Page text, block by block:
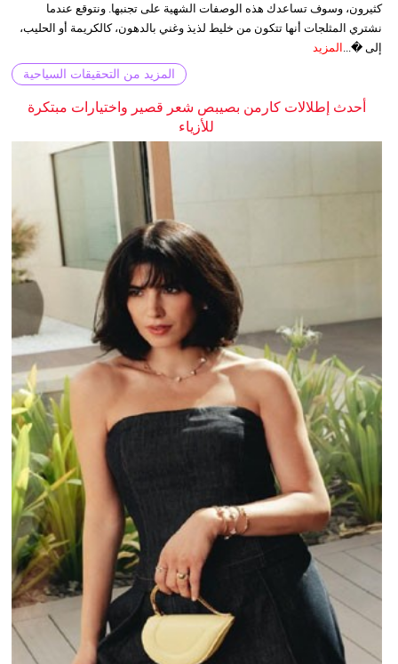
كثيرون، وسوف تساعدك هذه الوصفات الشهية على تجنبها. ونتوقع عندما
نشتري المثلجات أنها تتكون من خليط لذيذ وغني بالدهون، كالكريمة أو الحليب،
إلى �...
المزيد
المزيد من التحقيقات السياحية
أحدث إطلالات كارمن بصيبص شعر قصير واختيارات مبتكرة
للأزياء